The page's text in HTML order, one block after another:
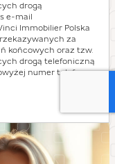
drogą
e-mail
Immobilier Polska
za
końcowych oraz tzw.
drogą telefoniczną
numer telefonu